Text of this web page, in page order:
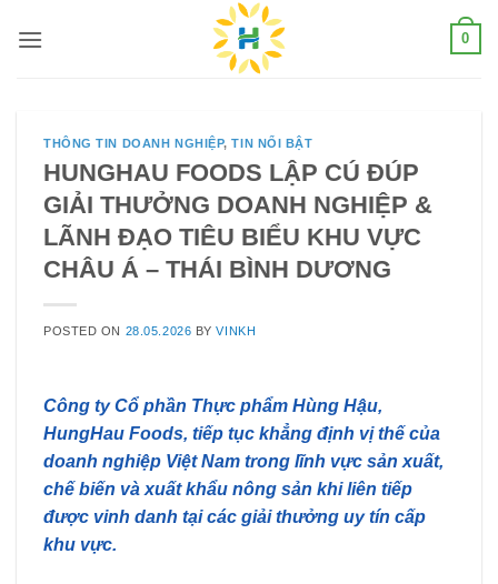
0
THÔNG TIN DOANH NGHIỆP,TIN NỔI BẬT
HUNGHAU FOODS LẬP CÚ ĐÚP
GIẢI THƯỞNG DOANH NGHIỆP &
LÃNH ĐẠO TIÊU BIỂU KHU VỰC
CHÂU Á – THÁI BÌNH DƯƠNG
POSTED ON 28.05.2026 BYVINKH
Công ty Cổ phần Thực phẩm Hùng Hậu,
HungHau Foods, tiếp tục khẳng định vị thế của
doanh nghiệp Việt Nam trong lĩnh vực sản xuất,
chế biến và xuất khẩu nông sản khi liên tiếp
được vinh danh tại các giải thưởng uy tín cấp
khu vực.